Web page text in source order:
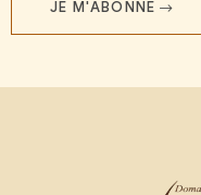
JE M'ABONNE